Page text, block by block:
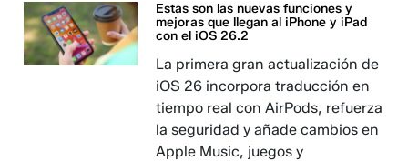
Estas son las nuevas funciones y
mejoras que llegan al iPhone y iPad
con el iOS 26.2
La primera gran actualización de
iOS 26 incorpora traducción en
tiempo real con AirPods, refuerza
la seguridad y añade cambios en
Apple Music, juegos y